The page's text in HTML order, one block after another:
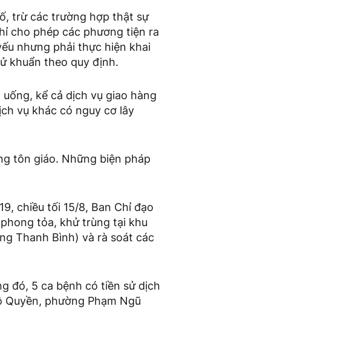
trừ các trường hợp thật sự
cho phép các phương tiện ra
nhưng phải thực hiện khai
khuẩn theo quy định.
kể cả dịch vụ giao hàng
vụ khác có nguy cơ lây
tôn giáo. Những biện pháp
chiều tối 15/8, Ban Chỉ đạo
tỏa, khử trùng tại khu
Thanh Bình) và rà soát các
đó, 5 ca bệnh có tiền sử dịch
phường Phạm Ngũ